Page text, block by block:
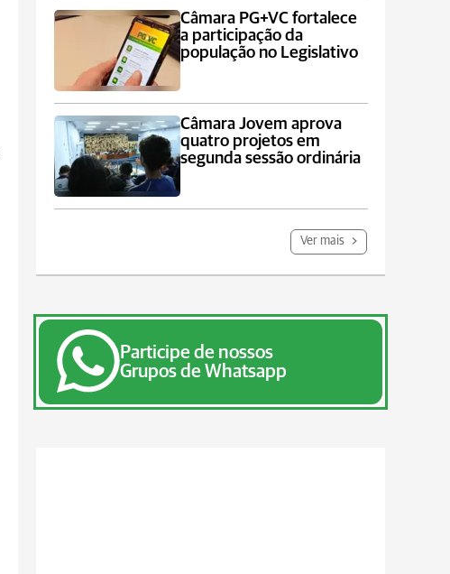
Câmara PG+VC fortalece
a participação da
população no Legislativo
Câmara Jovem aprova
quatro projetos em
segunda sessão ordinária
Ver mais
Participe de nossos
Grupos de Whatsapp